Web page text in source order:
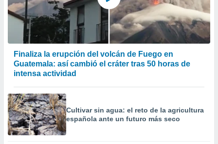
Finaliza la erupción del volcán de Fuego en
Guatemala: así cambió el cráter tras 50 horas de
intensa actividad
Cultivar sin agua: el reto de la agricultura
española ante un futuro más seco